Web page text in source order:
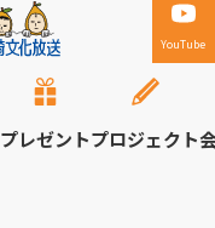
YouTube
プレゼントプロジェクト